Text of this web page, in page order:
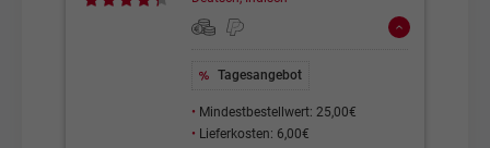
Tagesangebot
• Mindestbestellwert: 25,00€
• Lieferkosten: 6,00€